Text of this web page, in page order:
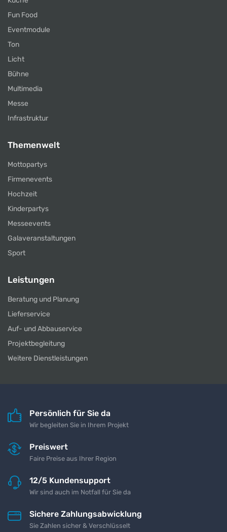
Fun Food
Eventmodule
Ton
Licht
Bühne
Multimedia
Messe
Infrastruktur
Themenwelt
Mottopartys
Firmenevents
Hochzeit
Kinderpartys
Messeevents
Galaveranstaltungen
Sport
Leistungen
Beratung und Planung
Lieferservice
Auf- und Abbauservice
Projektbegleitung
Weitere Dienstleistungen
Persönlich für Sie da
Wir begleiten Sie in Ihrem Projekt
Preiswert
Faire Preise aus Ihrer Region
12/5 Kundensupport
Wir sind auch im Notfall für Sie da
Sichere Zahlungsabwicklung
Sie Zahlen sicher & Verschlüsselt